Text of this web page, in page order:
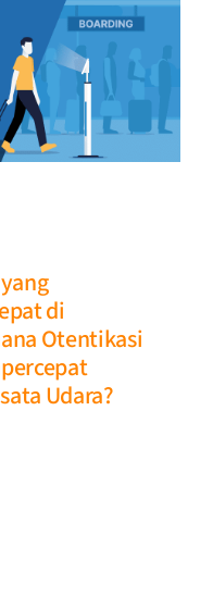
di
Otentikasi
Udara?